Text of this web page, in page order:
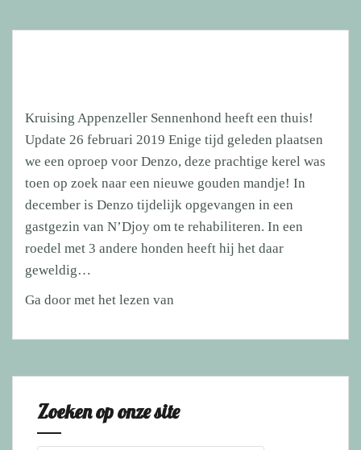
Kruising Appenzeller Sennenhond heeft een thuis!
Update 26 februari 2019 Enige tijd geleden plaatsen
we een oproep voor Denzo, deze prachtige kerel was
toen op zoek naar een nieuwe gouden mandje! In
december is Denzo tijdelijk opgevangen in een
gastgezin van N’Djoy om te rehabiliteren. In een
roedel met 3 andere honden heeft hij het daar
geweldig…
Ga door met het lezen van
Sennenhond
thuis!
Zoeken op onze site